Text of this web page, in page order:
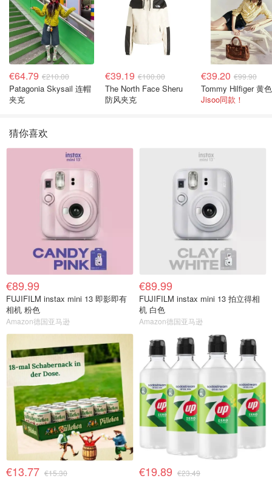
€64.79 €210.00
Patagonia Skysail 连帽
夹克
€39.19 €100.00
The North Face Sheru
防风夹克
€39.20 €99.90
Jisoo同款！
猜你喜欢
€89.99
FUJIFILM instax mini 13 即影即有
相机 粉色
Amazon德国亚马逊
€89.99
FUJIFILM instax mini 13 拍立得相
机 白色
Amazon德国亚马逊
€13.77 €15.30 €19.89 €23.49